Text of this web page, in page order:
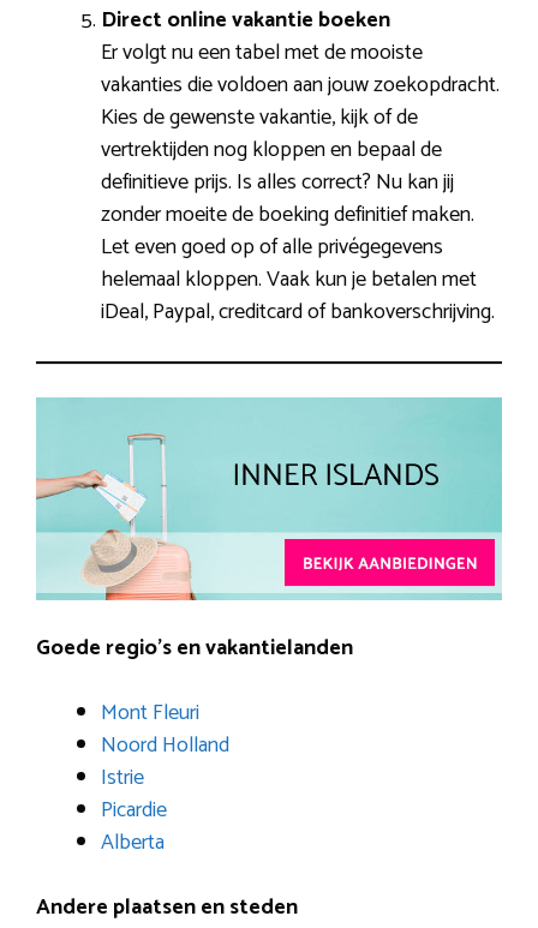
Direct online vakantie boeken
Er volgt nu een tabel met de mooiste
vakanties die voldoen aan jouw zoekopdracht.
Kies de gewenste vakantie, kijk of de
vertrektijden nog kloppen en bepaal de
definitieve prijs. Is alles correct? Nu kan jij
zonder moeite de boeking definitief maken.
Let even goed op of alle privégegevens
helemaal kloppen. Vaak kun je betalen met
iDeal, Paypal, creditcard of bankoverschrijving.
Goede regio’s en vakantielanden
Mont Fleuri
Noord Holland
Istrie
Picardie
Alberta
Andere plaatsen en steden